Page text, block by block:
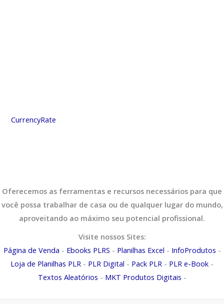
CurrencyRate
Oferecemos as ferramentas e recursos necessários para que
você possa trabalhar de casa ou de qualquer lugar do mundo,
aproveitando ao máximo seu potencial profissional.
Visite nossos Sites:
Página de Venda - Ebooks PLRS - Planilhas Excel - InfoProdutos -
Loja de Planilhas PLR - PLR Digital - Pack PLR - PLR e-Book -
Textos Aleatórios - MKT Produtos Digitais -